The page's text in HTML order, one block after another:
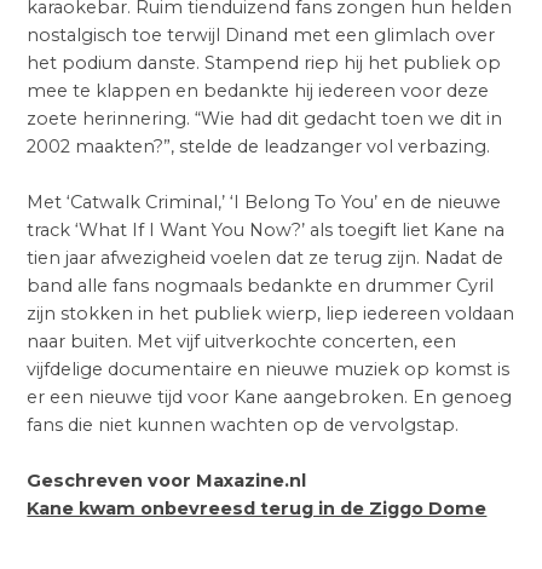
karaokebar. Ruim tienduizend fans zongen hun helden
nostalgisch toe terwijl Dinand met een glimlach over
het podium danste. Stampend riep hij het publiek op
mee te klappen en bedankte hij iedereen voor deze
zoete herinnering. “Wie had dit gedacht toen we dit in
2002 maakten?”, stelde de leadzanger vol verbazing.
Met ‘Catwalk Criminal,’ ‘I Belong To You’ en de nieuwe
track ‘What If I Want You Now?’ als toegift liet Kane na
tien jaar afwezigheid voelen dat ze terug zijn. Nadat de
band alle fans nogmaals bedankte en drummer Cyril
zijn stokken in het publiek wierp, liep iedereen voldaan
naar buiten. Met vijf uitverkochte concerten, een
vijfdelige documentaire en nieuwe muziek op komst is
er een nieuwe tijd voor Kane aangebroken. En genoeg
fans die niet kunnen wachten op de vervolgstap.
Geschreven voor Maxazine.nl
Kane kwam onbevreesd terug in de Ziggo Dome